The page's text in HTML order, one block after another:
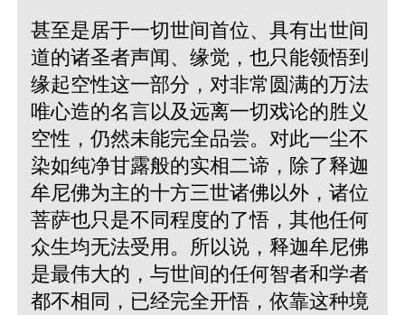
甚至是居于一切世间首位、具有出世间
道的诸圣者声闻、缘觉，也只能领悟到
缘起空性这一部分，对非常圆满的万法
唯心造的名言以及远离一切戏论的胜义
空性，仍然未能完全品尝。对此一尘不
染如纯净甘露般的实相二谛，除了释迦
牟尼佛为主的十方三世诸佛以外，诸位
菩萨也只是不同程度的了悟，其他任何
众生均无法受用。所以说，释迦牟尼佛
是最伟大的，与世间的任何智者和学者
都不相同，已经完全开悟，依靠这种境